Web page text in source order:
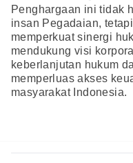
Penghargaan ini tidak
insan Pegadaian,
memperkuat sinergi
mendukung visi
keberlanjutan hukum
memperluas akses
masyarakat Indonesia.